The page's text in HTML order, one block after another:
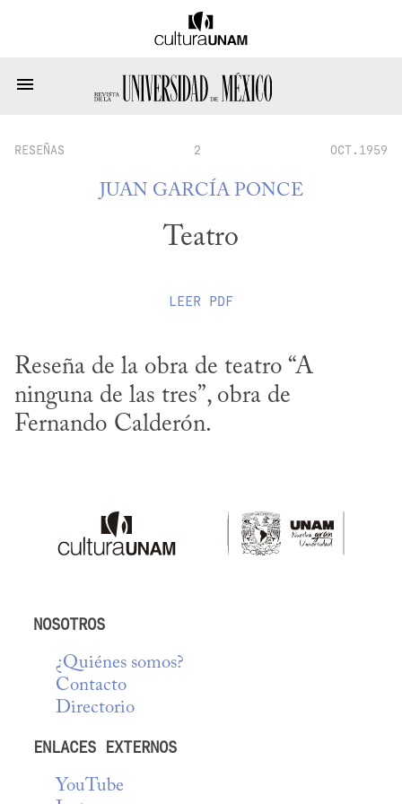
RESEÑAS 2 OCT.1959
JUAN GARCÍA PONCE
Teatro
LEER PDF
Reseña de la obra de teatro “A
ninguna de las tres”, obra de
Fernando Calderón.
NOSOTROS
¿Quiénes somos?
Contacto
Directorio
ENLACES EXTERNOS
YouTube